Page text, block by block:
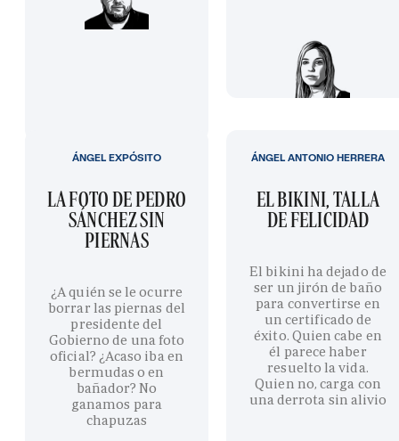
LA FOTO DE PEDRO
SÁNCHEZ SIN
PIERNAS
¿A quién se le ocurre
borrar las piernas del
presidente del
Gobierno de una foto
oficial? ¿Acaso iba en
bermudas o en
bañador? No
ganamos para
chapuzas
ÁNGEL EXPÓSITO
EL BIKINI, TALLA
DE FELICIDAD
El bikini ha dejado de
ser un jirón de baño
para convertirse en
un certificado de
éxito. Quien cabe en
él parece haber
resuelto la vida.
Quien no, carga con
una derrota sin alivio
ÁNGEL ANTONIO HERRERA